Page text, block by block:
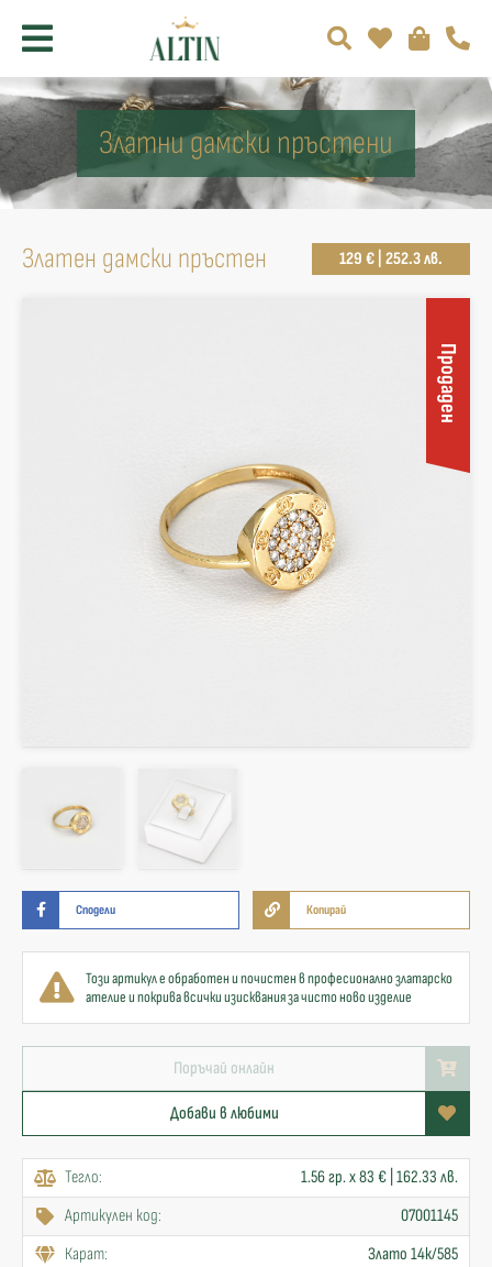
Златни дамски пръстени
Златен дамски пръстен 129 € | 252.3 лв.
Продаден
Сподели Копирай
Този артикул е обработен и почистен в професионално златарско
ателие и покрива всички изисквания за чисто ново изделие
Поръчай онлайн
Добави в любими
Тегло:
1.56 гр. x 83 € | 162.33 лв.
Артикулен код:
07001145
Карат:
Злато 14к/585